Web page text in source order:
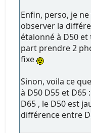
Enfin, perso, je
observer la
étalonné à D50
part prendre 2
fixe
Sinon, voila ce
à D50 D55 et
D65 , le D50 est
différence entre